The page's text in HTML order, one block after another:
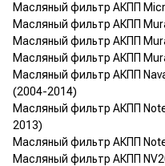
Масляный фильтр АКПП
Масляный фильтр АКПП
Масляный фильтр АКПП
Масляный фильтр АКПП
Масляный фильтр АКПП
(2004-2014)
Масляный фильтр АКПП
2013)
Масляный фильтр АКПП
Масляный фильтр АКПП